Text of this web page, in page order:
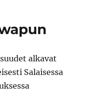
alkavat
Salaisessa